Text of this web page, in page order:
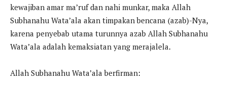
kewajiban amar ma’ruf dan nahi munkar, maka Allah
Subhanahu Wata’ala akan timpakan bencana (azab)-Nya,
karena penyebab utama turunnya azab Allah Subhanahu
Wata’ala adalah kemaksiatan yang merajalela.
Allah Subhanahu Wata’ala berfirman: